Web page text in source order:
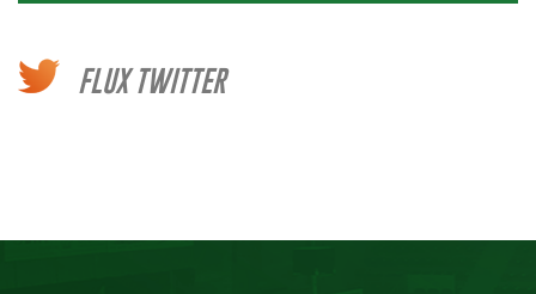
FLUX TWITTER